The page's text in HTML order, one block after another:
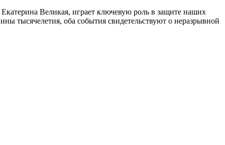
Великая, играет ключевую роль в защите наших
тысячелетия, оба события свидетельствуют о неразрывной